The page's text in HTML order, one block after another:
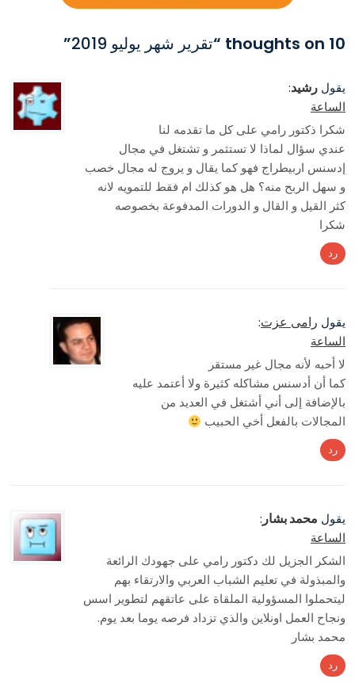
10 thoughts on “ تقرير شهر يوليو 2019 ”
يقول رشيد:
الساعة
شكرا ذكتور رامي على كل ما تقدمه لنا
عندي سؤال لماذا لا تستثمر و تشتغل في مجال
إدسنس اربيطراج فهو كما يقال و يروج له مجال خصب
و سهل الربح منه؟ هل هو كذلك ام فقط للتمويه لانه
كثر القيل و القال و الدورات المدفوعة بخصوصه
شكرا
رد
يقول رامى عزت:
الساعة
لا أحبه لأنه مجال غير مستقر
كما أن أدسنس مشاكله كثيرة ولا أعتمد عليه
بالإضافة إلى أني أشتغل في العديد من
المجالات بالفعل أخي الحبيب
رد
يقول محمد بشار:
الساعة
الشكر الجزيل لك دكتور رامي على جهودك الرائعة
والمبذولة في تعليم الشباب العربي والارتقاء بهم
ليتحملوا المسؤولية الملقاة على عاتقهم لتطوير اسس
ونجاح العمل اونلاين والذي تزداد فرصه يوما بعد يوم.
محمد بشار
رد